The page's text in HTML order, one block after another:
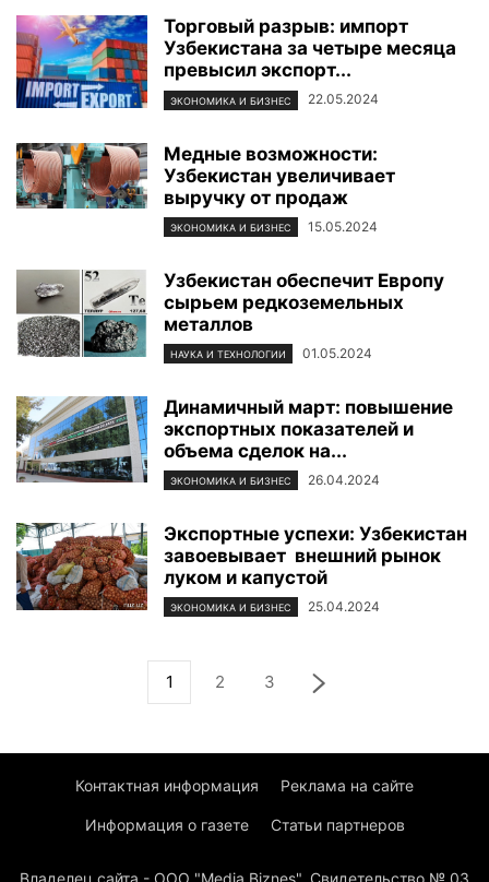
Торговый разрыв: импорт
Узбекистана за четыре месяца
превысил экспорт...
ЭКОНОМИКА И БИЗНЕС 22.05.2024
Медные возможности:
Узбекистан увеличивает
выручку от продаж
ЭКОНОМИКА И БИЗНЕС 15.05.2024
Узбекистан обеспечит Европу
сырьем редкоземельных
металлов
НАУКА И ТЕХНОЛОГИИ 01.05.2024
Динамичный март: повышение
экспортных показателей и
объема сделок на...
ЭКОНОМИКА И БИЗНЕС 26.04.2024
Экспортные успехи: Узбекистан
завоевывает внешний рынок
луком и капустой
ЭКОНОМИКА И БИЗНЕС 25.04.2024
1 2 3
Контактная информация Реклама на сайте
Информация о газете Статьи партнеров